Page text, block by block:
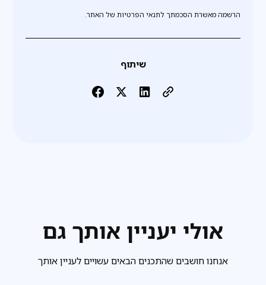
הרשמה מאשרת הסכמתך לתנאי הפרטיות של האתר.
שיתוף
אולי יעניין אותך גם
אנחנו חושבים שהתכנים הבאים עשויים לעניין אותך